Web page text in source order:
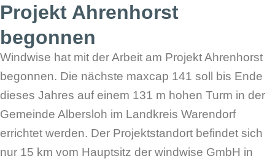
Projekt Ahrenhorst
begonnen
Windwise hat mit der Arbeit am Projekt Ahrenhorst
begonnen. Die nächste maxcap 141 soll bis Ende
dieses Jahres auf einem 131 m hohen Turm in der
Gemeinde Albersloh im Landkreis Warendorf
errichtet werden. Der Projektstandort befindet sich
nur 15 km vom Hauptsitz der windwise GmbH in